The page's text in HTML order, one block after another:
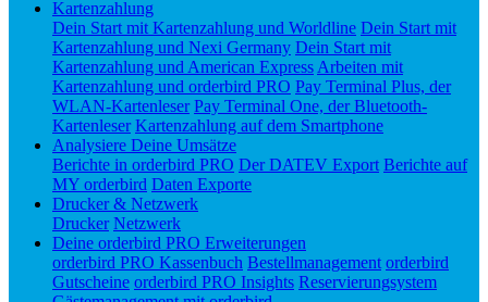
Kartenzahlung
Dein Start mit Kartenzahlung und Worldline Dein Start mit
Kartenzahlung und Nexi Germany Dein Start mit
Kartenzahlung und American Express Arbeiten mit
Kartenzahlung und orderbird PRO Pay Terminal Plus, der
WLAN-Kartenleser Pay Terminal One, der Bluetooth-
Kartenleser Kartenzahlung auf dem Smartphone
Analysiere Deine Umsätze
Berichte in orderbird PRO Der DATEV Export Berichte auf
MY orderbird Daten Exporte
Drucker & Netzwerk
Drucker Netzwerk
Deine orderbird PRO Erweiterungen
orderbird PRO Kassenbuch Bestellmanagement orderbird
Gutscheine orderbird PRO Insights Reservierungsystem